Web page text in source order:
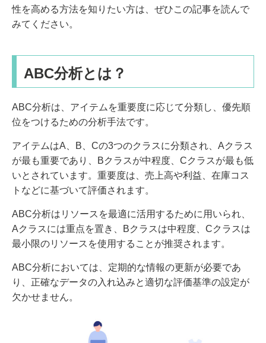
性を高める方法を知りたい方は、ぜひこの記事を読んで
みてください。
ABC分析とは？
ABC分析は、アイテムを重要度に応じて分類し、優先順
位をつけるための分析手法です。
アイテムはA、B、Cの3つのクラスに分類され、Aクラス
が最も重要であり、Bクラスが中程度、Cクラスが最も低
いとされています。重要度は、売上高や利益、在庫コス
トなどに基づいて評価されます。
ABC分析はリソースを最適に活用するために用いられ、
Aクラスには重点を置き、Bクラスは中程度、Cクラスは
最小限のリソースを使用することが推奨されます。
ABC分析においては、定期的な情報の更新が必要であ
り、正確なデータの入れ込みと適切な評価基準の設定が
欠かせません。